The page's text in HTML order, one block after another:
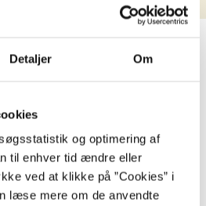
Detaljer Om
og optimering af
til enhver tid ændre eller
ved at klikke på ”Cookies” i
læse mere om de anvendte
...
...
...
...
...